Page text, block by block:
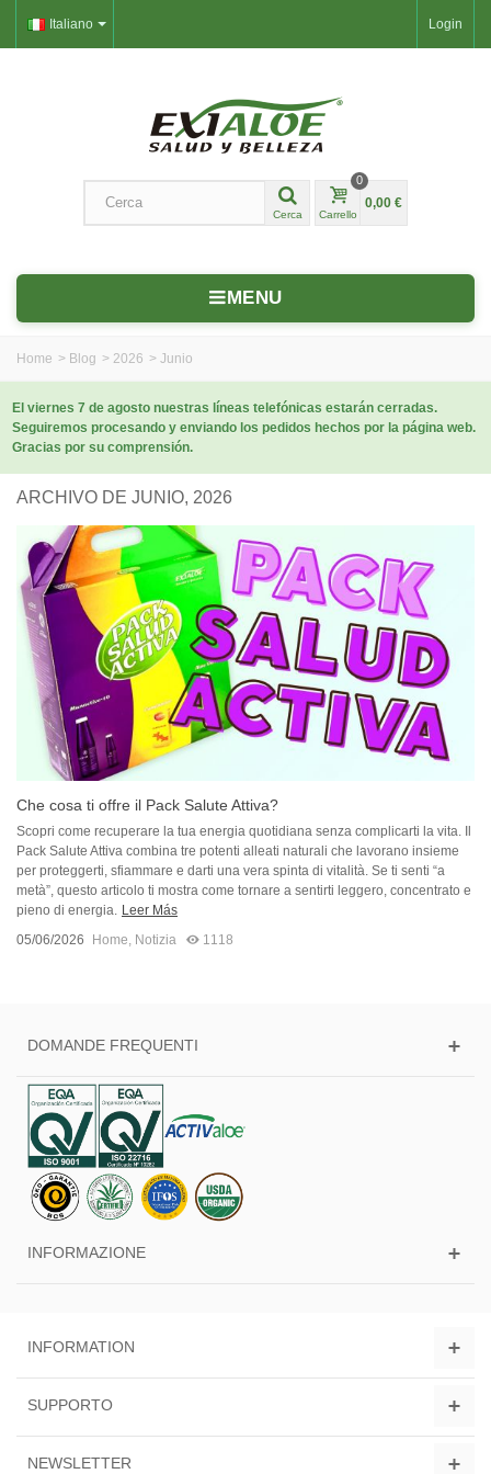
Login
Italiano
Cerca Carrello
0
0,00 €
MENU
Home > Blog > 2026 > Junio
El viernes 7 de agosto nuestras líneas telefónicas estarán cerradas.
Seguiremos procesando y enviando los pedidos hechos por la página web.
Gracias por su comprensión.
ARCHIVO DE JUNIO, 2026
Che cosa ti offre il Pack Salute Attiva?
Scopri come recuperare la tua energia quotidiana senza complicarti la vita. Il
Pack Salute Attiva combina tre potenti alleati naturali che lavorano insieme
per proteggerti, sfiammare e darti una vera spinta di vitalità. Se ti senti “a
metà”, questo articolo ti mostra come tornare a sentirti leggero, concentrato e
pieno di energia. Leer Más
05/06/2026
Home, Notizia 1118
DOMANDE FREQUENTI
INFORMAZIONE
INFORMATION
SUPPORTO
NEWSLETTER